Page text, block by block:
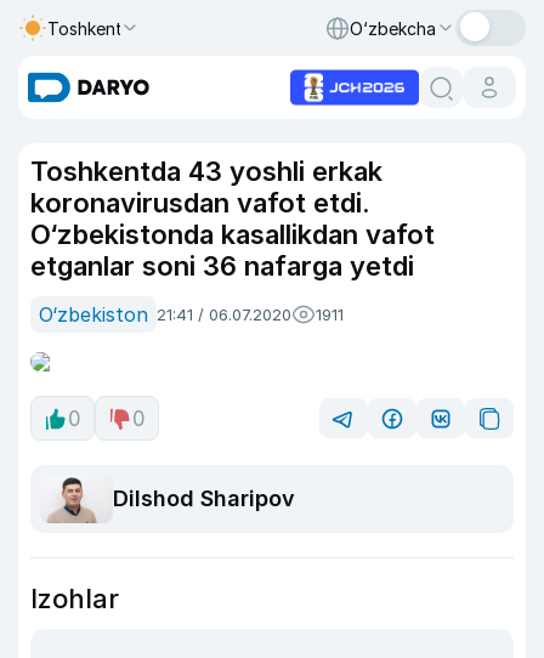
Toshkent O‘zbekcha
Toshkentda 43 yoshli erkak
koronavirusdan vafot etdi.
O‘zbekistonda kasallikdan vafot
etganlar soni 36 nafarga yetdi
O‘zbekiston 21:41 / 06.07.2020 1911
0 0
Dilshod Sharipov
Izohlar